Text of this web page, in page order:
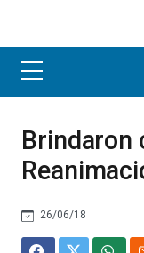
Brindaron
26/06/18